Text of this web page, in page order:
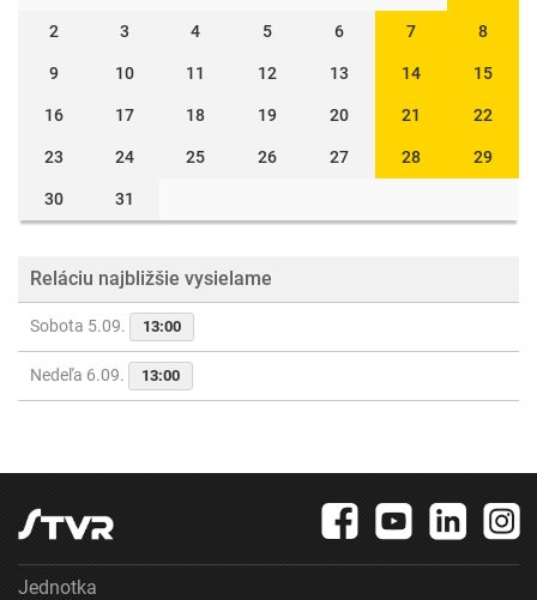
2 3 4 5 6 7 8
9 10 11 12 13 14 15
16 17 18 19 20 21 22
23 24 25 26 27 28 29
30 31
Reláciu najbližšie vysielame
Sobota 5.09. 13:00
Nedeľa 6.09. 13:00
Jednotka